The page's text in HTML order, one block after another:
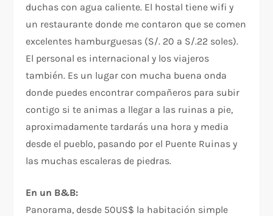
duchas con agua caliente. El hostal tiene wifi y
un restaurante donde me contaron que se comen
excelentes hamburguesas (S/. 20 a S/.22 soles).
El personal es internacional y los viajeros
también. Es un lugar con mucha buena onda
donde puedes encontrar compañeros para subir
contigo si te animas a llegar a las ruinas a pie,
aproximadamente tardarás una hora y media
desde el pueblo, pasando por el Puente Ruinas y
las muchas escaleras de piedras.
En un B&B:
Panorama, desde 50US$ la habitación simple